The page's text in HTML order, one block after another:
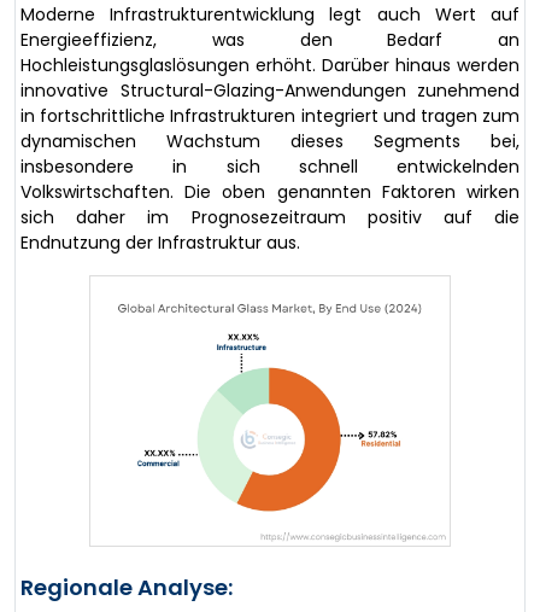
Moderne Infrastrukturentwicklung legt auch Wert auf
Energieeffizienz, was den Bedarf an
Hochleistungsglaslösungen erhöht. Darüber hinaus werden
innovative Structural-Glazing-Anwendungen zunehmend
in fortschrittliche Infrastrukturen integriert und tragen zum
dynamischen Wachstum dieses Segments bei,
insbesondere in sich schnell entwickelnden
Volkswirtschaften. Die oben genannten Faktoren wirken
sich daher im Prognosezeitraum positiv auf die
Endnutzung der Infrastruktur aus.
Regionale Analyse: